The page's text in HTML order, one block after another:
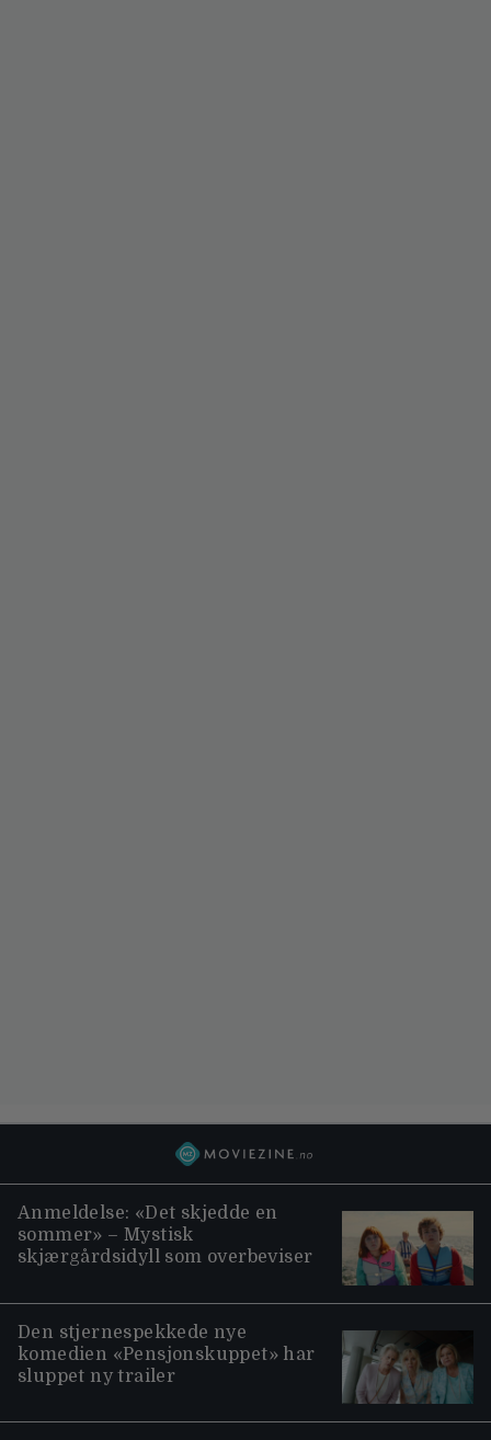
Anmeldelse: «Det skjedde en
sommer» – Mystisk
skjærgårdsidyll som overbeviser
Den stjernespekkede nye
komedien «Pensjonskuppet» har
sluppet ny trailer